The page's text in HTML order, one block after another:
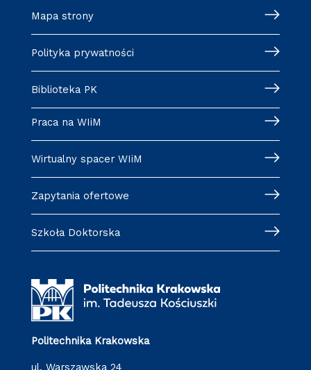
Mapa strony
Polityka prywatności
Biblioteka PK
Praca na WIiM
Wirtualny spacer WIiM
Zapytania ofertowe
Szkoła Doktorska
Politechnika Krakowska
ul. Warszawska 24